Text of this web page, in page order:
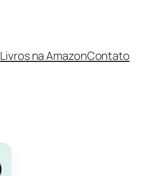
Livros na AmazonContato